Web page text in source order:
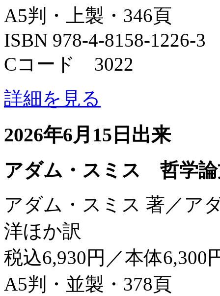
A5判・上製・346頁
ISBN 978-4-8158-1226-3
Cコード 3022
詳細を見る
2026年6月15日出来
アダム・スミス 哲学論
アダム・スミス 著／ア
洋ほか訳
税込6,930円／本体6,300
A5判・並製・378頁